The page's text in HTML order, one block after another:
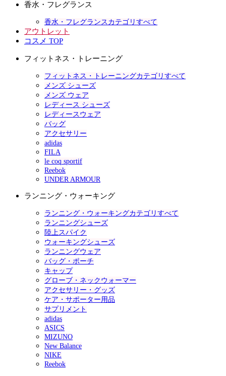
香水・フレグランス
香水・フレグランスカテゴリすべて
アウトレット
コスメ TOP
フィットネス・トレーニング
フィットネス・トレーニングカテゴリすべて
メンズ シューズ
メンズ ウェア
レディース シューズ
レディースウェア
バッグ
アクセサリー
adidas
FILA
le coq sportif
Reebok
UNDER ARMOUR
ランニング・ウォーキング
ランニング・ウォーキングカテゴリすべて
ランニングシューズ
陸上スパイク
ウォーキングシューズ
ランニングウェア
バッグ・ポーチ
キャップ
グローブ・ネックウォーマー
アクセサリー・グッズ
ケア・サポーター用品
サプリメント
adidas
ASICS
MIZUNO
New Balance
NIKE
Reebok